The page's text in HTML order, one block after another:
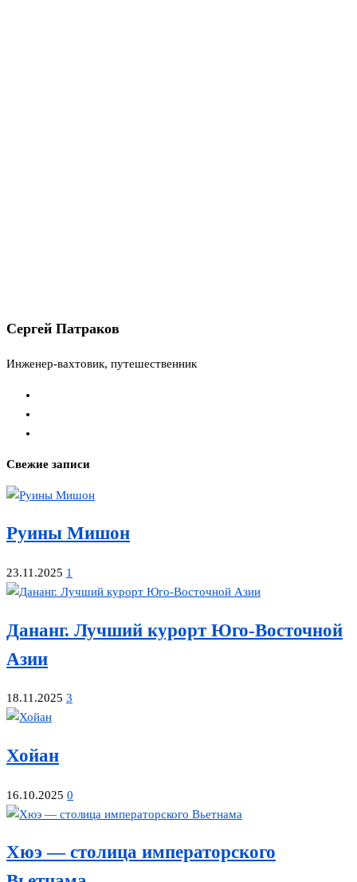
Сергей Патраков
Инженер-вахтовик, путешественник
Свежие записи
Руины Мишон
23.11.2025 1
Дананг. Лучший курорт Юго-Восточной
Азии
18.11.2025 3
Хойан
16.10.2025 0
Хюэ — столица императорского